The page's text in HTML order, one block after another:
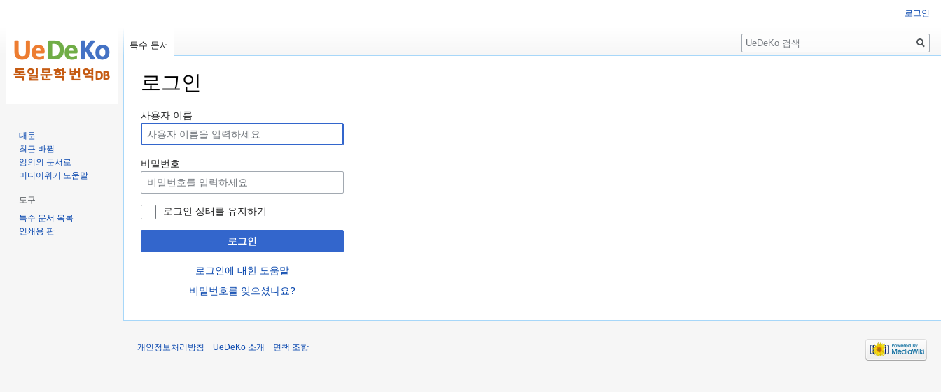
로그인
둘
러
보
기
로
가
기
검
색
하
러
가
기
사용자 이름
비밀번호
로그인 상태를 유지하기
로그인
로그인에 대한 도움말
비밀번호를 잊으셨나요?
로그인
특수 문서
검
색
대문
최근 바뀜
임의의 문서로
미디어위키 도움말
도구
특수 문서 목록
인쇄용 판
개인정보처리방침 UeDeKo 소개 면책 조항